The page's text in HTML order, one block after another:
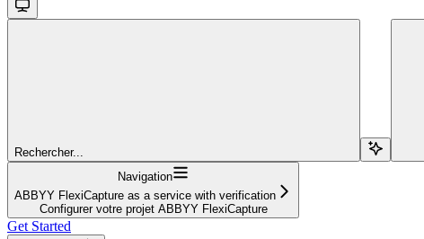
Rechercher...
Navigation
ABBYY FlexiCapture as a service with verification
Configurer votre projet ABBYY FlexiCapture
Get Started